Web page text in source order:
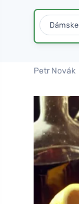
Petr Novák